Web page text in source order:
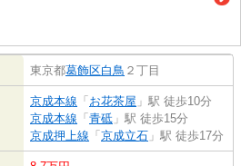
東京都葛飾区白鳥 ２丁目
京成本線 「 お花茶屋 」駅 徒歩10分
京成本線 「 青砥 」駅 徒歩15分
京成押上線 「 京成立石 」駅 徒歩17分